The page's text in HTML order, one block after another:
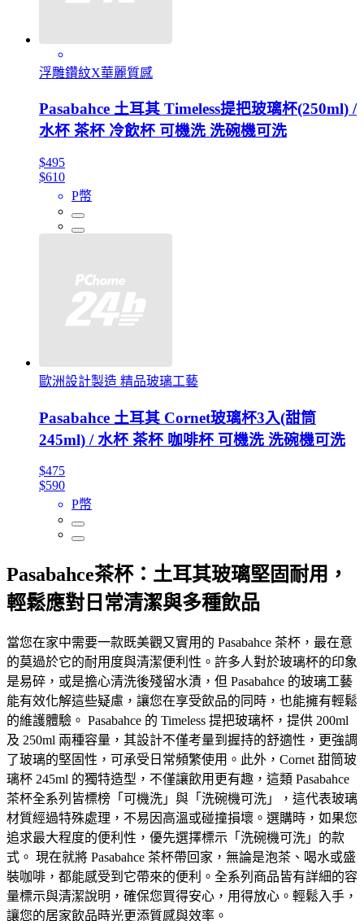
浮雕鑽紋X華麗質感
Pasabahce 土耳其 Timeless提把玻璃杯(250ml) /
水杯 茶杯 冷飲杯 可機洗 洗碗機可洗
$495
$610
P幣
歐洲設計製造 精品玻璃工藝
Pasabahce 土耳其 Cornet玻璃杯3入(甜筒
245ml) / 水杯 茶杯 咖啡杯 可機洗 洗碗機可洗
$475
$590
P幣
Pasabahce茶杯：土耳其玻璃堅固耐用，
輕鬆應對日常清潔與多種飲品
當您在家中需要一款既美觀又實用的 Pasabahce 茶杯，最在意
的莫過於它的耐用度與清潔便利性。許多人對於玻璃杯的印象
是易碎，或是擔心清洗後殘留水漬，但 Pasabahce 的玻璃工藝
能有效化解這些疑慮，讓您在享受飲品的同時，也能擁有輕鬆
的維護體驗。 Pasabahce 的 Timeless 提把玻璃杯，提供 200ml
及 250ml 兩種容量，其設計不僅考量到握持的舒適性，更強調
了玻璃的堅固性，可承受日常頻繁使用。此外，Cornet 甜筒玻
璃杯 245ml 的獨特造型，不僅讓飲用更有趣，這類 Pasabahce
茶杯全系列皆標榜「可機洗」與「洗碗機可洗」，這代表玻璃
材質經過特殊處理，不易因高溫或碰撞損壞。選購時，如果您
追求最大程度的便利性，優先選擇標示「洗碗機可洗」的款
式。 現在就將 Pasabahce 茶杯帶回家，無論是泡茶、喝水或盛
裝咖啡，都能感受到它帶來的便利。全系列商品皆有詳細的容
量標示與清潔說明，確保您買得安心，用得放心。輕鬆入手，
讓您的居家飲品時光更添質感與效率。